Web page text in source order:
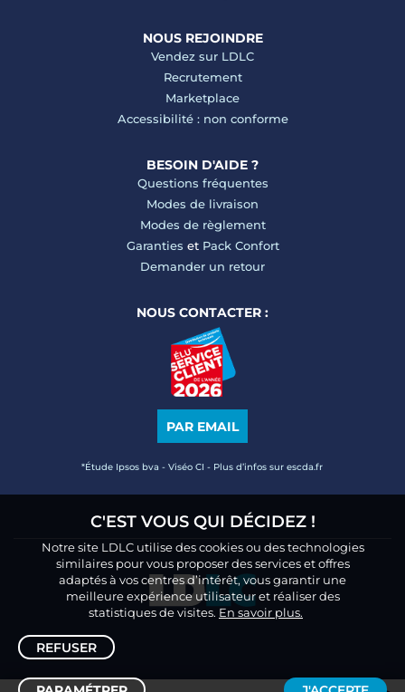
NOUS REJOINDRE
Vendez sur LDLC
Recrutement
Marketplace
Accessibilité : non conforme
BESOIN D'AIDE ?
Questions fréquentes
Modes de livraison
Modes de règlement
Garanties et Pack Confort
Demander un retour
NOUS CONTACTER :
PAR EMAIL
*Étude Ipsos bva - Viséo CI - Plus d’infos sur escda.fr
C'EST VOUS QUI DÉCIDEZ !
Notre site LDLC utilise des cookies ou des technologies
similaires pour vous proposer des services et offres
adaptés à vos centres d’intérêt, vous garantir une
meilleure expérience utilisateur et réaliser des
statistiques de visites. En savoir plus.
REFUSER